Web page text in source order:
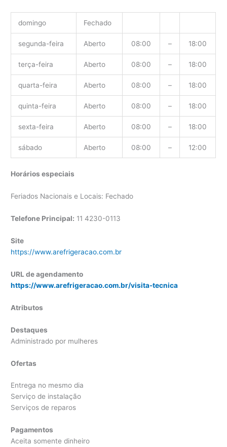
domingo Fechado
segunda-feira Aberto 08:00 – 18:00
terça-feira Aberto 08:00 – 18:00
quarta-feira Aberto 08:00 – 18:00
quinta-feira Aberto 08:00 – 18:00
sexta-feira Aberto 08:00 – 18:00
sábado Aberto 08:00 – 12:00
Horários especiais
Feriados Nacionais e Locais: Fechado
Telefone Principal: 114230-0113
Site
https://www.arefrigeracao.com.br
URL de agendamento
https://www.arefrigeracao.com.br/visita-tecnica
Atributos
Destaques
Administrado por mulheres
Ofertas
Entrega no mesmo dia
Serviço de instalação
Serviços de reparos
Pagamentos
Aceita somente dinheiro